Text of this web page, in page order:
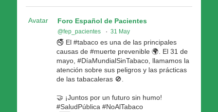
Avatar Foro Español de Pacientes
@fep_pacientes · 31 May
🚭 El #tabaco es una de las principales
causas de #muerte prevenible 🌍. El 31 de
mayo, #DíaMundialSinTabaco, llamamos la
atención sobre sus peligros y las prácticas
de las tabacaleras 🚫.
🤝 ¡Juntos por un futuro sin humo!
#SaludPública #NoAlTabaco